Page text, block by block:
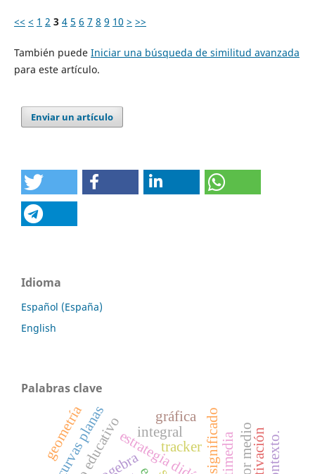
<< < 1 2 3 4 5 6 7 8 9 10 > >>
También puede Iniciar una búsqueda de similitud avanzada
para este artículo.
Enviar un artículo
Idioma
Español (España)
English
Palabras clave
curvas planas significado
integral
gráfica
geometría tracker